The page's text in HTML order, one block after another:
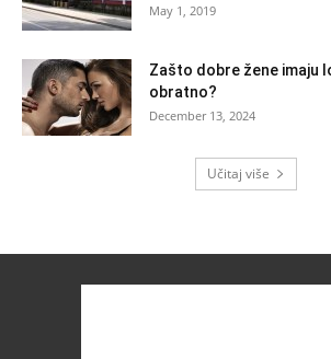
May 1, 2019
Zašto dobre žene imaju
obratno?
December 13, 2024
Učitaj više